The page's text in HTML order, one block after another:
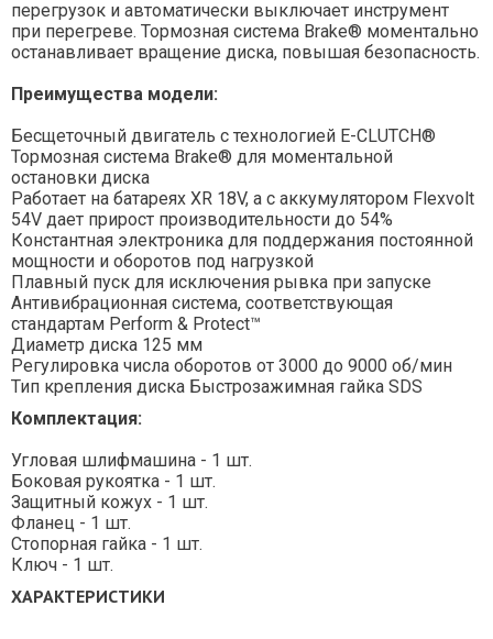
перегрузок и автоматически выключает инструмент
при перегреве. Тормозная система Brake® моментально
останавливает вращение диска, повышая безопасность.
Преимущества модели:
Бесщеточный двигатель с технологией E-CLUTCH®
Тормозная система Brake® для моментальной
остановки диска
Работает на батареях XR 18V, а с аккумулятором Flexvolt
54V дает прирост производительности до 54%
Константная электроника для поддержания постоянной
мощности и оборотов под нагрузкой
Плавный пуск для исключения рывка при запуске
Антивибрационная система, соответствующая
стандартам Perform & Protect™
Диаметр диска 125 мм
Регулировка числа оборотов от 3000 до 9000 об/мин
Тип крепления диска Быстрозажимная гайка SDS
Комплектация:
Угловая шлифмашина - 1 шт.
Боковая рукоятка - 1 шт.
Защитный кожух - 1 шт.
Фланец - 1 шт.
Стопорная гайка - 1 шт.
Ключ - 1 шт.
ХАРАКТЕРИСТИКИ